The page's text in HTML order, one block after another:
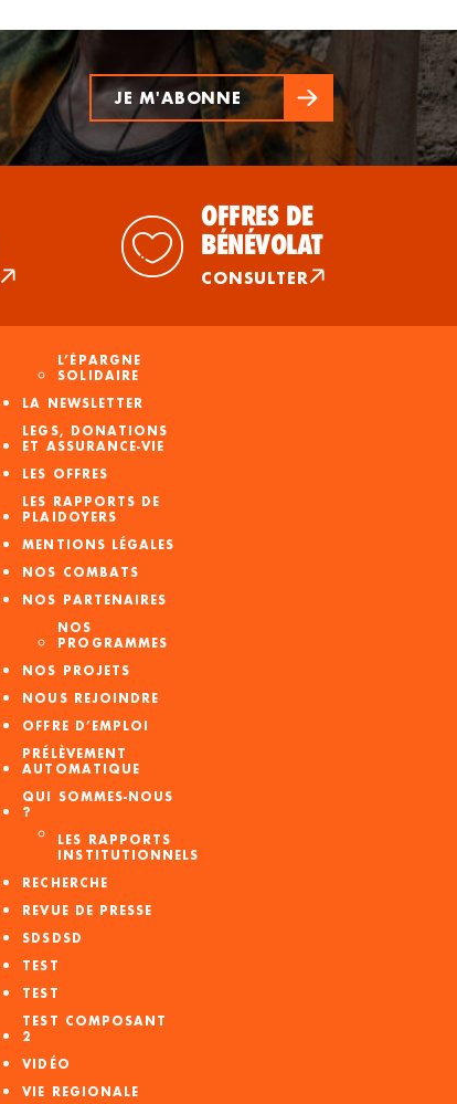
JE M'ABONNE
OFFRES DE
BÉNÉVOLAT
CONSULTER
L’ÉPARGNE
SOLIDAIRE
LA NEWSLETTER
LEGS, DONATIONS
ET ASSURANCE-VIE
LES OFFRES
LES RAPPORTS DE
PLAIDOYERS
MENTIONS LÉGALES
NOS COMBATS
NOS PARTENAIRES
NOS
PROGRAMMES
NOS PROJETS
NOUS REJOINDRE
OFFRE D’EMPLOI
PRÉLÈVEMENT
AUTOMATIQUE
QUI SOMMES-NOUS
?
LES RAPPORTS
INSTITUTIONNELS
RECHERCHE
REVUE DE PRESSE
SDSDSD
TEST
TEST
TEST COMPOSANT
2
VIDÉO
VIE REGIONALE